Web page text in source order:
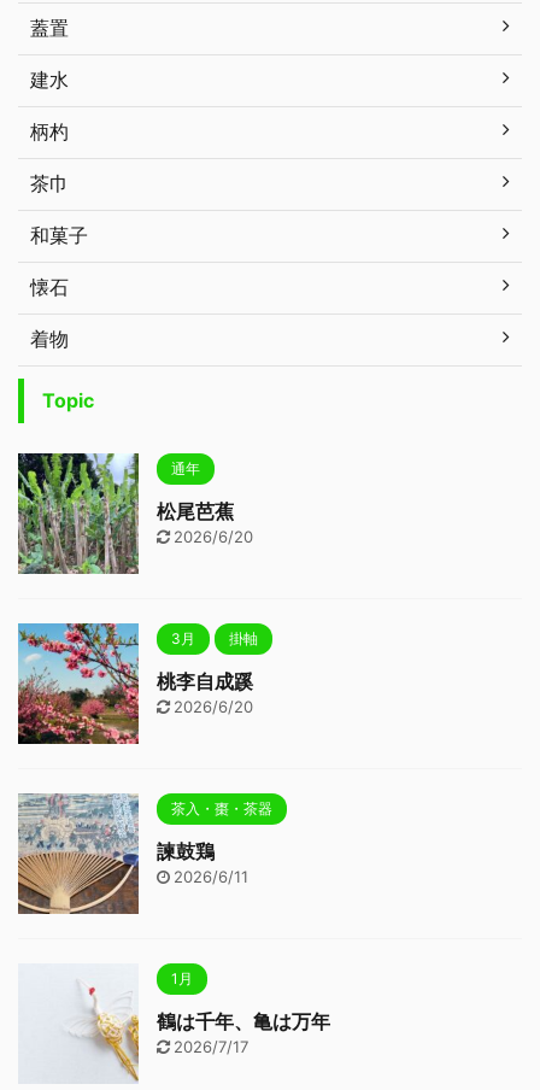
蓋置
建水
柄杓
茶巾
和菓子
懐石
着物
Topic
通年
松尾芭蕉
2026/6/20
3月 掛軸
桃李自成蹊
2026/6/20
茶入・棗・茶器
諫鼓鶏
2026/6/11
1月
鶴は千年、亀は万年
2026/7/17